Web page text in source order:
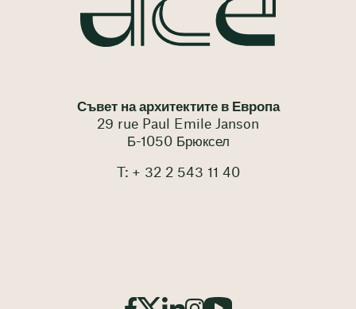
Съвет на архитектите в Европа
29 rue Paul Emile Janson
Б-1050 Брюксел
T: + 32 2 543 11 40